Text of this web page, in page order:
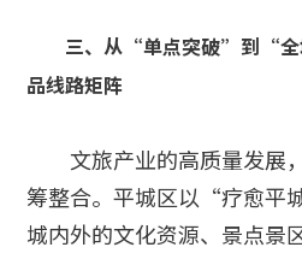
三、从“单点突破”到“全
品线路矩阵
文旅产业的高质量发展
筹整合。平城区以“疗愈平
城内外的文化资源、景点景